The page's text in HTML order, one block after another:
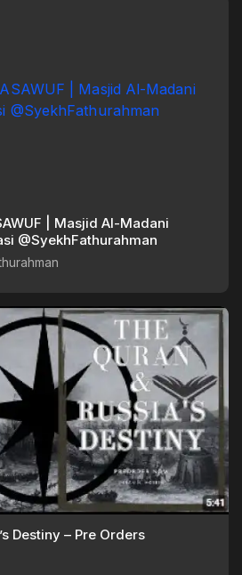
| Masjid Al-Madani
Cikarang Pusat Bekasi @SyekhFathurahman
Destiny – Pre Orders